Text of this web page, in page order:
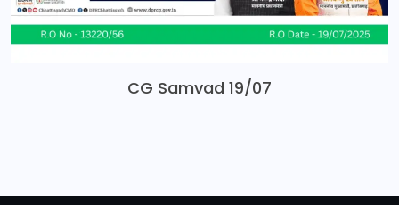
CG Samvad 19/07